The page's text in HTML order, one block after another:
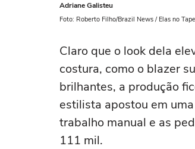
Adriane Galisteu
Foto: Roberto Filho/Brazil News / Elas no
Claro que o look dela
costura, como o blazer
brilhantes, a produção
estilista apostou em
trabalho manual e as
111 mil.